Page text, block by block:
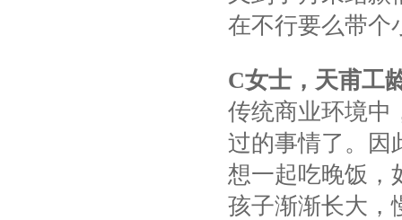
在不行要么带个
C女士，天甫工
传统商业环境中
过的事情了。因
想一起吃晚饭，
孩子渐渐长大，